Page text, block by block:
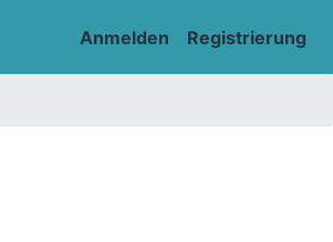
Anmelden Registrierung